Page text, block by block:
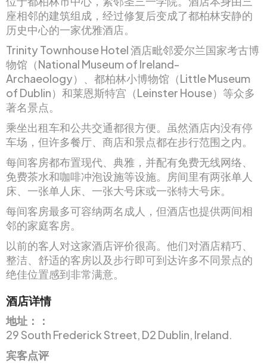
座相邻的建筑组成，经过修复后变成了都柏林安静的
历史中心的一家优雅酒店。
Trinity Townhouse Hotel 酒店毗邻爱尔兰国家考古博
物馆（National Museum of Ireland-
Archaeology）、都柏林小博物馆（Little Museum
of Dublin）和莱恩斯特宫（Leinster House）等众多
著名景点。
乘坐出租车和公共交通都很方便。虽然酒店内没有停
车场，但许多餐厅、商店和景点都在步行范围之内。
每间客房都布置现代、典雅，并配有免费无线网络、
免费茶水和咖啡冲泡设施等设施。房间里有两张单人
床、一张单人床、一张大号床或一张特大号床。
每间客房最多可容纳两名成人，但酒店也提供两间相
邻的家庭客房。
以前的客人对这家酒店评价很高。他们对酒店精巧、
整洁、舒适的客房以及步行即可到达许多不同景点的
绝佳位置感到非常满意。
酒店详情
地址：：
29 South Frederick Street, D2 Dublin, Ireland.
宾客点评